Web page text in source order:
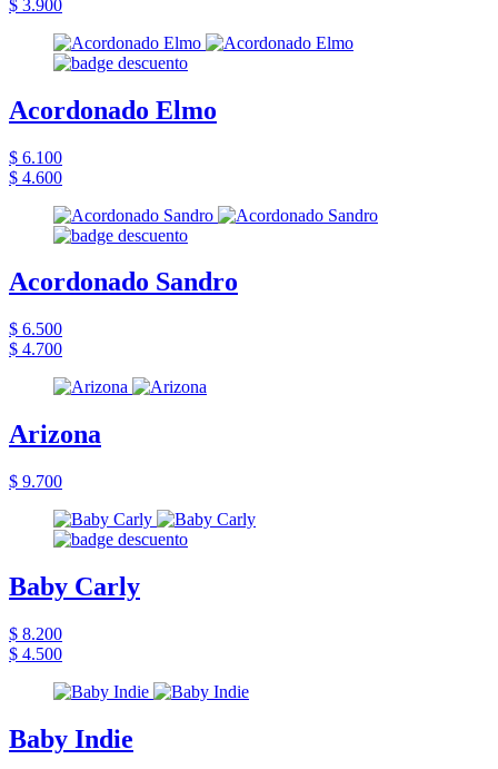
$ 3.900
Acordonado Elmo
$ 6.100
$ 4.600
Acordonado Sandro
$ 6.500
$ 4.700
Arizona
$ 9.700
Baby Carly
$ 8.200
$ 4.500
Baby Indie